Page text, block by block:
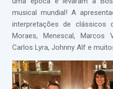
musical mundial! A
interpretações de clássicos
Moraes, Menescal, Marcos
Carlos Lyra, Johnny Alf e